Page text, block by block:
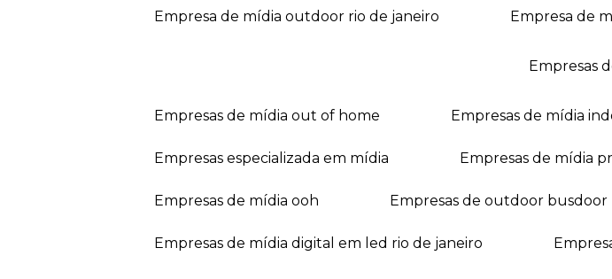
empresa de mídia outdoor rio de janeiro empresa de
empresas
empresas de mídia out of home empresas de mídia
empresas especializada em mídia empresas de mídia
empresas de mídia ooh empresas de outdoor busdoor
empresas de mídia digital em led rio de janeiro